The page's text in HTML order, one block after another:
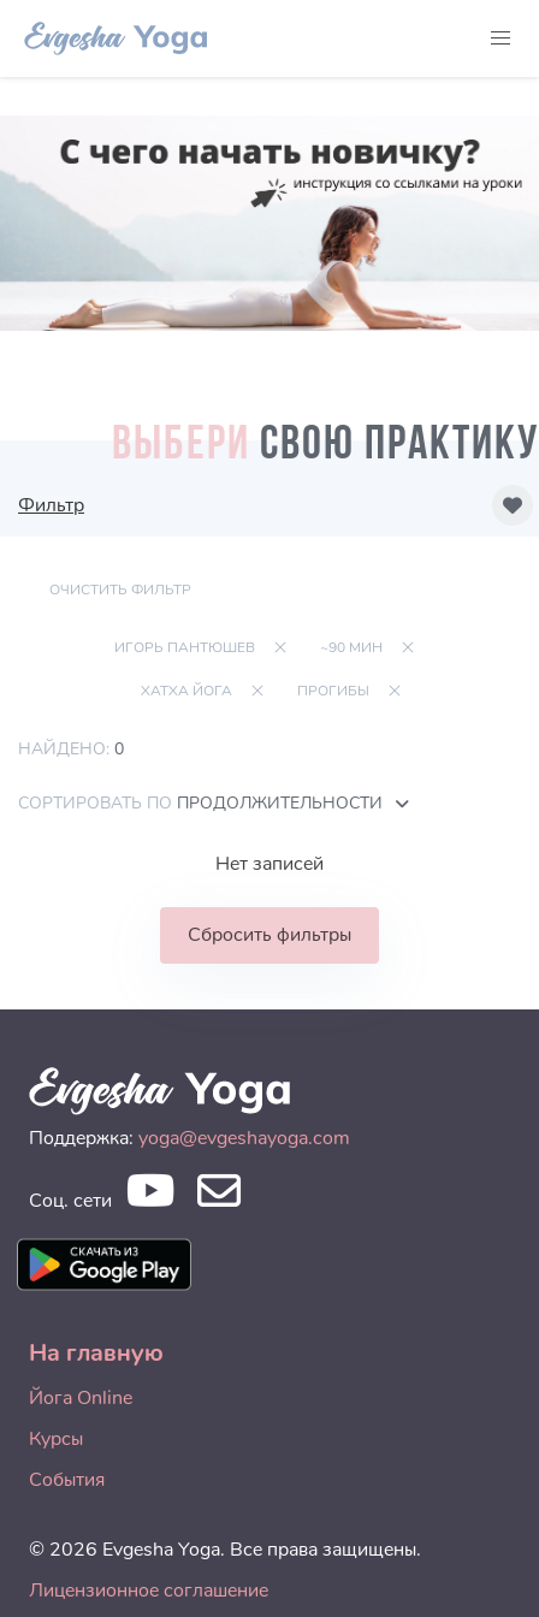
ВЫБЕРИ СВОЮ ПРАКТИКУ
Фильтр
ОЧИСТИТЬ ФИЛЬТР
ИГОРЬ ПАНТЮШЕВ ~90 МИН
ХАТХА ЙОГА ПРОГИБЫ
НАЙДЕНО: 0
СОРТИРОВАТЬ ПО ПРОДОЛЖИТЕЛЬНОСТИ
Нет записей
Сбросить фильтры
Поддержка: yoga@evgeshayoga.com
Соц. сети
На главную
Йога Online
Курсы
События
© 2026 Evgesha Yoga. Все права защищены.
Лицензионное соглашение